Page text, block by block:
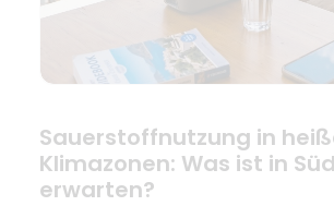
Sauerstoffnutzung in
Klimazonen: Was ist in
erwarten?